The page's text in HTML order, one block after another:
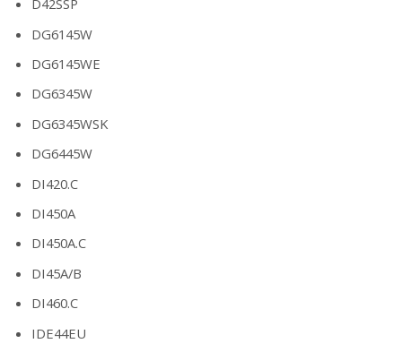
D42SSP
DG6145W
DG6145WE
DG6345W
DG6345WSK
DG6445W
DI420.C
DI450A
DI450A.C
DI45A/B
DI460.C
IDE44EU